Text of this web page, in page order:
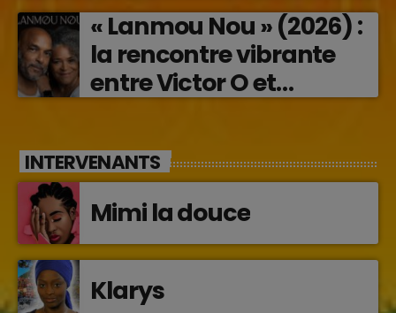
« Lanmou Nou » (2026) :
la rencontre vibrante
entre Victor O et
INTERVENANTS
Mimi la douce
Klarys